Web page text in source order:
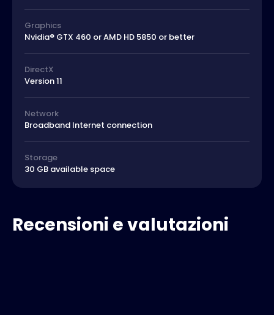
Graphics
Nvidia® GTX 460 or AMD HD 5850 or better
DirectX
Version 11
Network
Broadband Internet connection
Storage
30 GB available space
Recensioni e valutazioni